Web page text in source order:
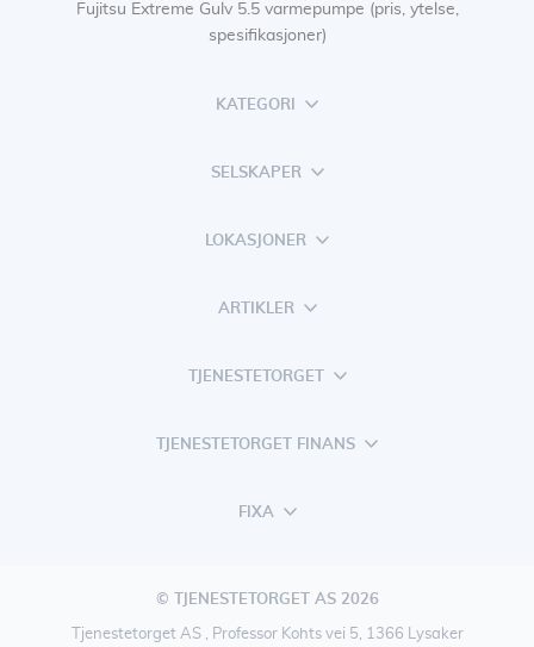
Fujitsu Extreme Gulv 5.5 varmepumpe (pris, ytelse,
spesifikasjoner)
KATEGORI
SELSKAPER
LOKASJONER
ARTIKLER
TJENESTETORGET
TJENESTETORGET FINANS
FIXA
© TJENESTETORGET AS 2026
Tjenestetorget AS , Professor Kohts vei 5, 1366 Lysaker